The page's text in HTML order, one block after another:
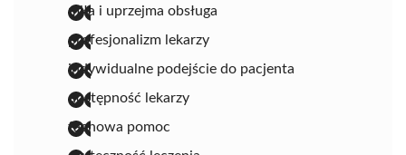
miła i uprzejma obsługa
profesjonalizm lekarzy
indywidualne podejście do pacjenta
dostępność lekarzy
fachowa pomoc